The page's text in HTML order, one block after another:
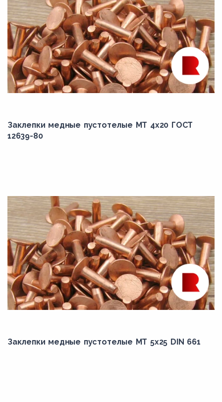
Заклепки медные пустотелые МТ 4х20 ГОСТ
12639-80
Заклепки медные пустотелые МТ 5х25 DIN 661